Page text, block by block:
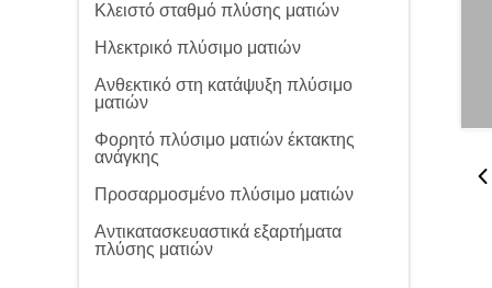
Κλειστό σταθμό πλύσης ματιών
Ηλεκτρικό πλύσιμο ματιών
Ανθεκτικό στη κατάψυξη πλύσιμο
ματιών
Φορητό πλύσιμο ματιών έκτακτης
ανάγκης
Προσαρμοσμένο πλύσιμο ματιών
Αντικατασκευαστικά εξαρτήματα
πλύσης ματιών